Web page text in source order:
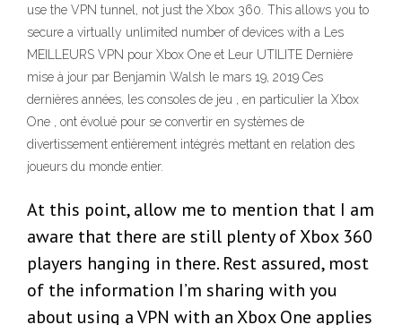
use the VPN tunnel, not just the Xbox 360. This allows you to
secure a virtually unlimited number of devices with a Les
MEILLEURS VPN pour Xbox One et Leur UTILITE Dernière
mise à jour par Benjamin Walsh le mars 19, 2019 Ces
dernières années, les consoles de jeu , en particulier la Xbox
One , ont évolué pour se convertir en systèmes de
divertissement entièrement intégrés mettant en relation des
joueurs du monde entier.
At this point, allow me to mention that I am
aware that there are still plenty of Xbox 360
players hanging in there. Rest assured, most
of the information I’m sharing with you
about using a VPN with an Xbox One applies